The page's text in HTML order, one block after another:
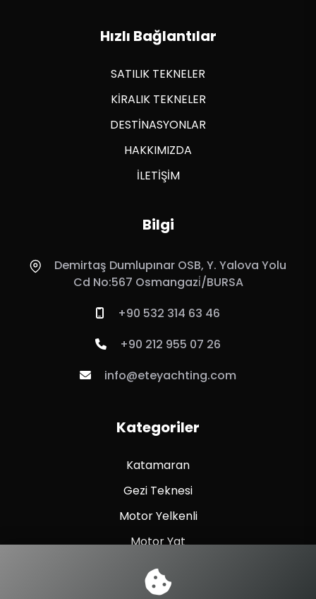
Hızlı Bağlantılar
SATILIK TEKNELER
KİRALIK TEKNELER
DESTİNASYONLAR
HAKKIMIZDA
İLETİŞİM
Bilgi
Demirtaş Dumlupınar OSB, Y. Yalova Yolu
Cd No:567 Osmangazi̇/BURSA
+90 532 314 63 46
+90 212 955 07 26
info@eteyachting.com
Kategoriler
Katamaran
Gezi Teknesi
Motor Yelkenli
Motor Yat
Yelkenli Yat
Balıkçı Teknesi